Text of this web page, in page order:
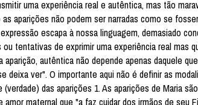
uma experiência real e autêntica, mas tão
aparições não podem ser narradas como se
escapa à nossa linguagem, demasiado
tentativas de exprimir uma experiência real mas
aparição, autêntica não depende apenas daquele
deixa ver". O importante aqui não é definir as
das aparições 1. As aparições de Maria
maternal que "a faz cuidar dos irmãos de seu